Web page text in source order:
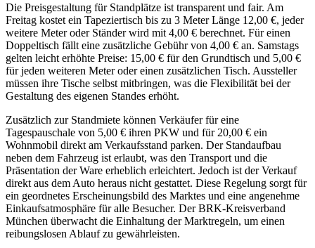
Die Preisgestaltung für Standplätze ist transparent und fair. Am
Freitag kostet ein Tapeziertisch bis zu 3 Meter Länge 12,00 €, jeder
weitere Meter oder Ständer wird mit 4,00 € berechnet. Für einen
Doppeltisch fällt eine zusätzliche Gebühr von 4,00 € an. Samstags
gelten leicht erhöhte Preise: 15,00 € für den Grundtisch und 5,00 €
für jeden weiteren Meter oder einen zusätzlichen Tisch. Aussteller
müssen ihre Tische selbst mitbringen, was die Flexibilität bei der
Gestaltung des eigenen Standes erhöht.
Zusätzlich zur Standmiete können Verkäufer für eine
Tagespauschale von 5,00 € ihren PKW und für 20,00 € ein
Wohnmobil direkt am Verkaufsstand parken. Der Standaufbau
neben dem Fahrzeug ist erlaubt, was den Transport und die
Präsentation der Ware erheblich erleichtert. Jedoch ist der Verkauf
direkt aus dem Auto heraus nicht gestattet. Diese Regelung sorgt für
ein geordnetes Erscheinungsbild des Marktes und eine angenehme
Einkaufsatmosphäre für alle Besucher. Der BRK-Kreisverband
München überwacht die Einhaltung der Marktregeln, um einen
reibungslosen Ablauf zu gewährleisten.